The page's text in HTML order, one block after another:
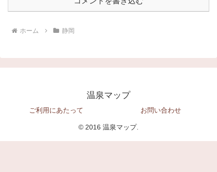
ホーム 静岡
温泉マップ
ご利用にあたって お問い合わせ
© 2016 温泉マップ.